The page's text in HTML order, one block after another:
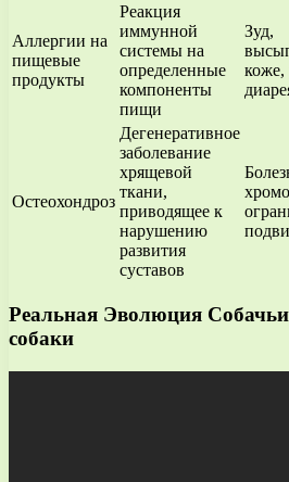
Аллергии на
пищевые
продукты
Реакция
иммунной
системы на
определенные
компоненты
пищи
Зуд,
коже,
Остеохондроз
Дегенеративное
заболевание
хрящевой
ткани,
приводящее к
нарушению
развития
суставов
Реальная Эволюция
собаки